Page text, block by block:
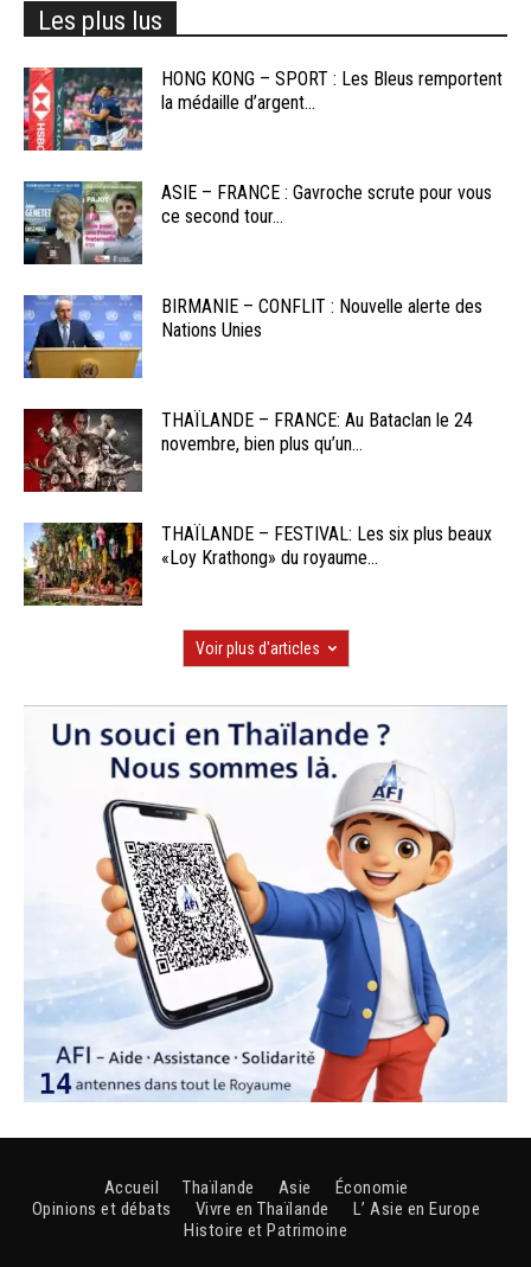
Les plus lus
HONG KONG – SPORT : Les Bleus remportent
la médaille d’argent...
ASIE – FRANCE : Gavroche scrute pour vous
ce second tour...
BIRMANIE – CONFLIT : Nouvelle alerte des
Nations Unies
THAÏLANDE – FRANCE: Au Bataclan le 24
novembre, bien plus qu’un...
THAÏLANDE – FESTIVAL: Les six plus beaux
«Loy Krathong» du royaume...
Voir plus d'articles
Accueil Thaïlande Asie
Économie
Opinions et débats
Vivre en Thaïlande
L’ Asie en Europe
Histoire et Patrimoine